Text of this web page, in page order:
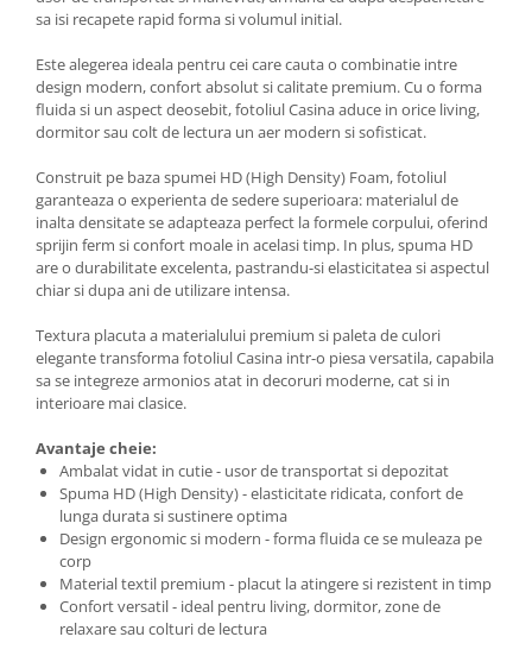
sa isi recapete rapid forma si volumul initial.
Este alegerea ideala pentru cei care cauta o combinatie intre
design modern, confort absolut si calitate premium. Cu o forma
fluida si un aspect deosebit, fotoliul Casina aduce in orice living,
dormitor sau colt de lectura un aer modern si sofisticat.
Construit pe baza spumei HD (High Density) Foam, fotoliul
garanteaza o experienta de sedere superioara: materialul de
inalta densitate se adapteaza perfect la formele corpului, oferind
sprijin ferm si confort moale in acelasi timp. In plus, spuma HD
are o durabilitate excelenta, pastrandu-si elasticitatea si aspectul
chiar si dupa ani de utilizare intensa.
Textura placuta a materialului premium si paleta de culori
elegante transforma fotoliul Casina intr-o piesa versatila, capabila
sa se integreze armonios atat in decoruri moderne, cat si in
interioare mai clasice.
Avantaje cheie:
Ambalat vidat in cutie - usor de transportat si depozitat
Spuma HD (High Density) - elasticitate ridicata, confort de
lunga durata si sustinere optima
Design ergonomic si modern - forma fluida ce se muleaza pe
corp
Material textil premium - placut la atingere si rezistent in timp
Confort versatil - ideal pentru living, dormitor, zone de
relaxare sau colturi de lectura